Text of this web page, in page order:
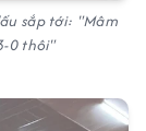
sắp tới: "Mâm
0 thôi"